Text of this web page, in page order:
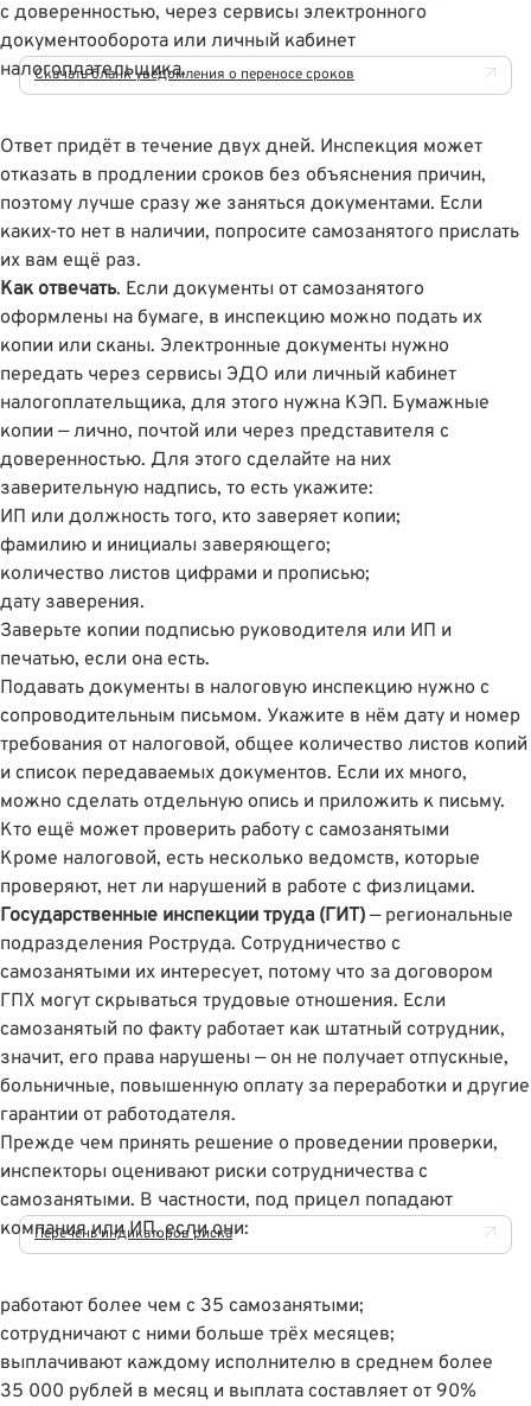
с доверенностью, через сервисы электронного
документооборота или личный кабинет
налогоплательщика.
Скачать бланк уведомления о переносе сроков
Ответ придёт в течение двух дней. Инспекция может
отказать в продлении сроков без объяснения причин,
поэтому лучше сразу же заняться документами. Если
каких-то нет в наличии, попросите самозанятого прислать
их вам ещё раз.
Как отвечать. Если документы от самозанятого
оформлены на бумаге, в инспекцию можно подать их
копии или сканы. Электронные документы нужно
передать через сервисы ЭДО или личный кабинет
налогоплательщика, для этого нужна КЭП. Бумажные
копии — лично, почтой или через представителя с
доверенностью. Для этого сделайте на них
заверительную надпись, то есть укажите:
ИП или должность того, кто заверяет копии;
фамилию и инициалы заверяющего;
количество листов цифрами и прописью;
дату заверения.
Заверьте копии подписью руководителя или ИП и
печатью, если она есть.
Подавать документы в налоговую инспекцию нужно с
сопроводительным письмом. Укажите в нём дату и номер
требования от налоговой, общее количество листов копий
и список передаваемых документов. Если их много,
можно сделать отдельную опись и приложить к письму.
Кто ещё может проверить работу с самозанятыми
Кроме налоговой, есть несколько ведомств, которые
проверяют, нет ли нарушений в работе с физлицами.
Государственные инспекции труда (ГИТ) — региональные
подразделения Роструда. Сотрудничество с
самозанятыми их интересует, потому что за договором
ГПХ могут скрываться трудовые отношения. Если
самозанятый по факту работает как штатный сотрудник,
значит, его права нарушены — он не получает отпускные,
больничные, повышенную оплату за переработки и другие
гарантии от работодателя.
Прежде чем принять решение о проведении проверки,
инспекторы оценивают риски сотрудничества с
самозанятыми. В частности, под прицел попадают
компания или ИП, если они:
Перечень индикаторов риска
работают более чем с 35 самозанятыми;
сотрудничают с ними больше трёх месяцев;
выплачивают каждому исполнителю в среднем более
35 000 рублей в месяц и выплата составляет от 90%